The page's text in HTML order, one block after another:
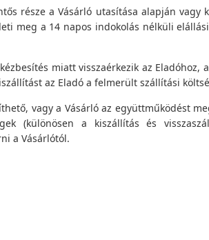
része a Vásárló utasítása alapján
meg a 14 napos indokolás nélküli
miatt visszaérkezik az Eladóhoz,
az Eladó a felmerült szállítási
vagy a Vásárló az együttműködést
(különösen a kiszállítás és
a Vásárlótól.